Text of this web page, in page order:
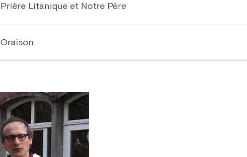
Prière Litanique et Notre Père
Oraison